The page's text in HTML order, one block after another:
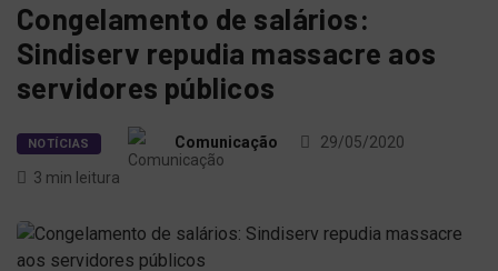
Congelamento de salários:
Sindiserv repudia massacre aos
servidores públicos
NOTÍCIAS Comunicação
29/05/2020
3 min leitura